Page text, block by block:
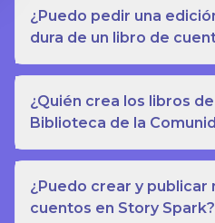
¿Puedo pedir una
dura de un libro de
¿Quién crea los libros
Biblioteca de la
¿Puedo crear y publicar
cuentos en Story Spark?